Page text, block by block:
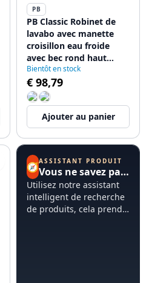
PB
PB Classic Robinet de
lavabo avec manette
croisillon eau froide
avec bec rond haut
Chromé 1208953274
Bientôt en stock
€ 98,79
Ajouter au panier
🧭ASSISTANT PRODUIT
Vous ne savez pas par où commencer ?
Utilisez notre assistant
intelligent de recherche
de produits, cela prend